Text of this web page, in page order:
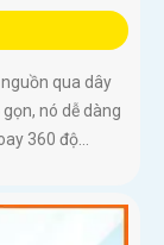
qua dây
nó dễ dàng
360 độ...